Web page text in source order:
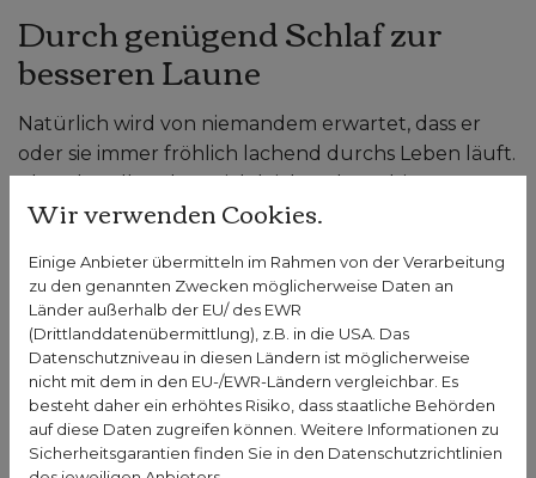
Durch genügend Schlaf zur
besseren Laune
Natürlich wird von niemandem erwartet, dass er
oder sie immer fröhlich lachend durchs Leben läuft.
Aber der Alltag lässt sich leichter bewältigen, wenn
die Stimmung gut oder sogar sehr gut ist. Dazu
erkennen, um sie bekämpfen zu können. Wer sehr
viel Stress hat und unausgeruht ist, neigt eher zu
schlechter Stimmung. Ein erster Schritt kann also
sein, für genügend Schlaf zu sorgen. Denn so
kommen Körper und Geist zur Ruhe und die
Regeneration kommt in Gang. Wer früh genug ins
Bett geht, in einer ruhigen Umgebung schläft und
Wir verwenden Cookies.
Einige Anbieter übermitteln im Rahmen von der Verarbeitung
zu den genannten Zwecken möglicherweise Daten an
Länder außerhalb der EU/ des EWR
(Drittlanddatenübermittlung), z.B. in die USA. Das
Datenschutzniveau in diesen Ländern ist möglicherweise
nicht mit dem in den EU-/EWR-Ländern vergleichbar. Es
besteht daher ein erhöhtes Risiko, dass staatliche Behörden
auf diese Daten zugreifen können. Weitere Informationen zu
Sicherheitsgarantien finden Sie in den Datenschutzrichtlinien